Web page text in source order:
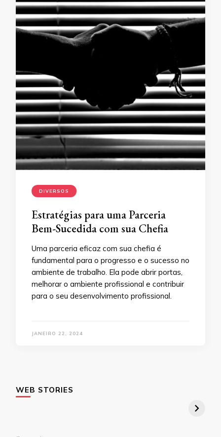
DIVERSOS
Estratégias para uma Parceria
Bem-Sucedida com sua Chefia
Uma parceria eficaz com sua chefia é
fundamental para o progresso e o sucesso no
ambiente de trabalho. Ela pode abrir portas,
melhorar o ambiente profissional e contribuir
para o seu desenvolvimento profissional.
JANEIRO 22, 2024
WEB STORIES